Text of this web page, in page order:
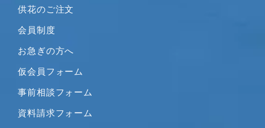
2020年7月
2020年6月
2020年3月
2020年2月
2020年1月
供花のご注文
会員制度
お急ぎの方へ
仮会員フォーム
事前相談フォーム
資料請求フォーム